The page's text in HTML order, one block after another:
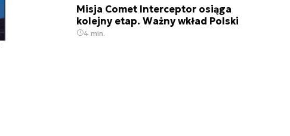
Misja Comet Interceptor osiąga
kolejny etap. Ważny wkład Polski
4 min.